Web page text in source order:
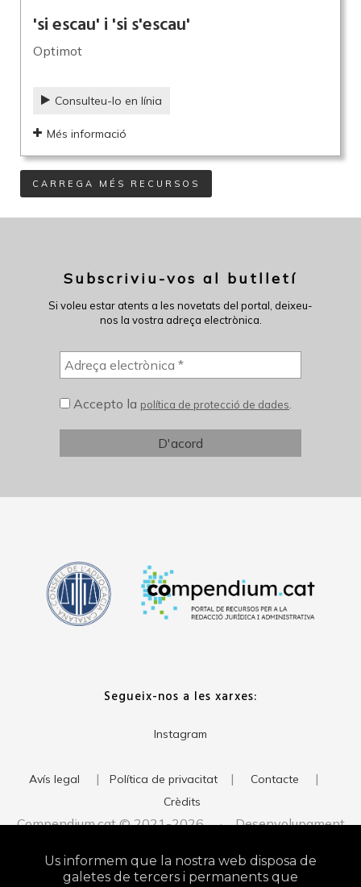
'si escau' i 'si s'escau'
Optimot
Consulteu-lo en línia
Més informació
CARREGA MÉS RECURSOS
Subscriviu-vos al butlletí
Si voleu estar atents a les novetats del portal, deixeu-
nos la vostra adreça electrònica.
Accepto la política de protecció de dades.
Segueix-nos a les xarxes:
Instagram
Avís legal | Política de privacitat | Contacte |
Crèdits
Compendium.cat © 2021-2026 · Desenvolupament
Studio
Us informem que la nostra web disposa de
galetes de tercers i permanents que